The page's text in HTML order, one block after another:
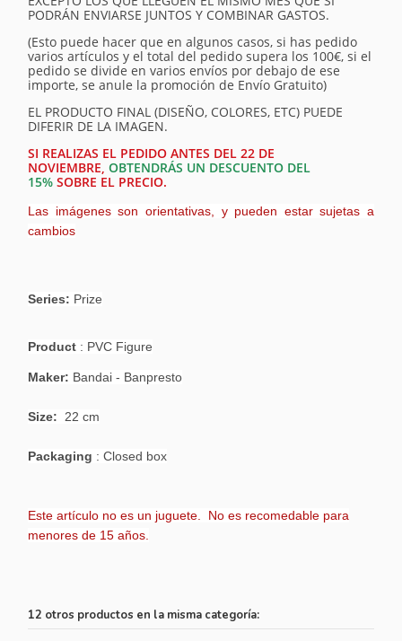
PODRÁN ENVIARSE JUNTOS Y COMBINAR GASTOS.
(Esto puede hacer que en algunos casos, si has pedido
varios artículos y el total del pedido supera los 100€, si el
pedido se divide en varios envíos por debajo de ese
importe, se anule la promoción de Envío Gratuito)
EL PRODUCTO FINAL (DISEÑO, COLORES, ETC) PUEDE
DIFERIR DE LA IMAGEN.
SI REALIZAS EL PEDIDO ANTES DEL 22 DE
NOVIEMBRE, OBTENDRÁS UN DESCUENTO DEL
15% SOBRE EL PRECIO.
Las imágenes son orientativas, y pueden estar sujetas a
cambios
Series: Prize
Product : PVC Figure
Maker: Bandai - Banpresto
Size: 22 cm
Packaging : Closed box
Este artículo no es un juguete. No es recomedable para
menores de 15 años.
12 otros productos en la misma categoría: